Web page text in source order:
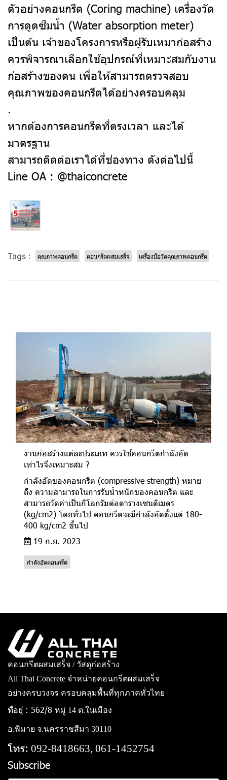
ตัวอย่างคอนกรีต (Coring machine) เครื่องวัด
การดูดซึมน้ำ (Water absorption meter)
เป็นต้น เจ้าของโครงการหรือผู้รับเหมาก่อสร้าง
ควรพิจารณาเลือกใช้อุปกรณ์ที่เหมาะสมกับงาน
ก่อสร้างของตน เพื่อให้สามารถตรวจสอบ
คุณภาพของคอนกรีตได้อย่างครอบคลุม
.
หากต้องการคอนกรีตที่ตรงเวลา และได้
มาตรฐาน
สามารถติดต่อเราได้ที่ช่องทาง ดังต่อไปนี้
Line OA : @thaiconcrete
Tags : คุณภาพคอนกรีต คอนกรีตผสมเสร็จ เครื่องมือวัดคุณภาพคอนกรีต
งานก่อสร้างแต่ละประเภท ควรใช้คอนกรีตกำลังอัด
เท่าไรจึงเหมาะสม ?
กำลังอัดของคอนกรีต (compressive strength) หมาย
ถึง ความสามารถในการรับน้ำหนักของคอนกรีต และ
สามารถวัดค่าเป็นกิโลกรัมต่อตารางเซนติเมตร
(kg/cm2) โดยทั่วไป คอนกรีตจะมีกำลังอัดตั้งแต่ 180-
400 kg/cm2 ขึ้นไป
19 ก.ย. 2023
กำลังอัดคอนกรีต
คอนกรีตผสมเสร็จ / วัสดุก่อสร้าง
All Thai Concrete จำหน่ายคอนกรีตผสมเสร็จ
อย่างครบวงจร ครอบคลุมพื้นที่ทุกภาคทั่วไทย
ที่อยู่ : 562/8 หมู่ 14 ต.ในเมือง
อ.พิมาย จ.นครราชสีมา 30110
โทร: 092-8418663, 061-1452754
Subscribe